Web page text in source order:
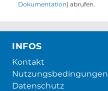
Dokumentation) abrufen.
INFOS
Kontakt
Nutzungsbedingungen
Datenschutz